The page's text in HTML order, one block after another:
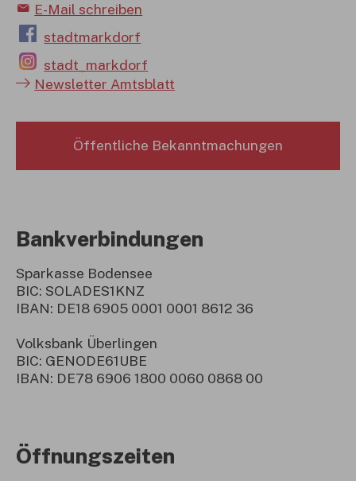
E-Mail schreiben
stadtmarkdorf
stadt_markdorf
Newsletter Amtsblatt
Öffentliche Bekanntmachungen
Bankverbindungen
Sparkasse Bodensee
BIC: SOLADES1KNZ
IBAN: DE18 6905 0001 0001 8612 36
Volksbank Überlingen
BIC: GENODE61UBE
IBAN: DE78 6906 1800 0060 0868 00
Öffnungszeiten